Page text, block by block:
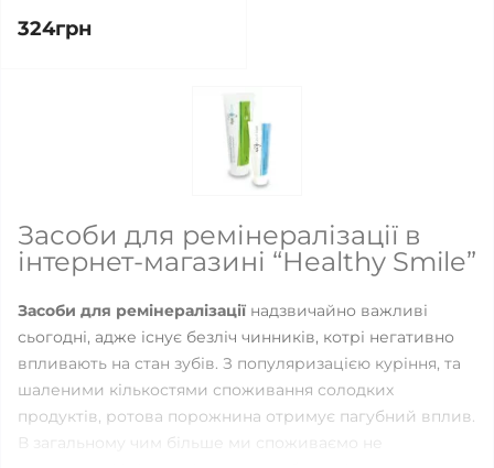
324грн
Засоби для ремінералізації в
інтернет-магазині “Healthy Smile”
Засоби для ремінералізації надзвичайно важливі
сьогодні, адже існує безліч чинників, котрі негативно
впливають на стан зубів. З популяризацією куріння, та
шаленими кількостями споживання солодких
продуктів, ротова порожнина отримує пагубний вплив.
В загальному чим більше ми споживаємо не